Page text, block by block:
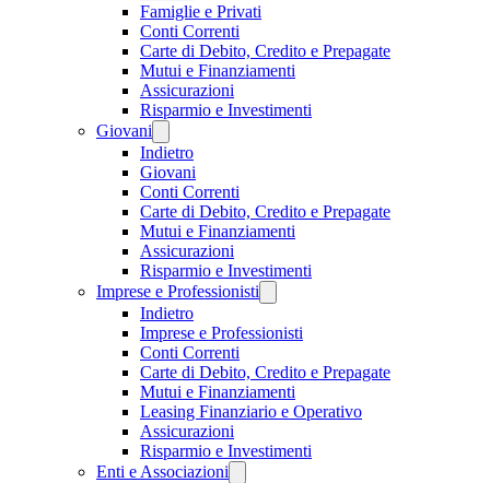
Famiglie e Privati
Conti Correnti
Carte di Debito, Credito e Prepagate
Mutui e Finanziamenti
Assicurazioni
Risparmio e Investimenti
Giovani
Indietro
Giovani
Conti Correnti
Carte di Debito, Credito e Prepagate
Mutui e Finanziamenti
Assicurazioni
Risparmio e Investimenti
Imprese e Professionisti
Indietro
Imprese e Professionisti
Conti Correnti
Carte di Debito, Credito e Prepagate
Mutui e Finanziamenti
Leasing Finanziario e Operativo
Assicurazioni
Risparmio e Investimenti
Enti e Associazioni